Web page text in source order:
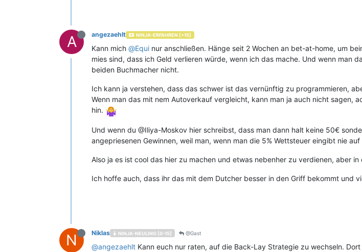
A angezaehlt NINJA-ERFAHREN [+15]
Kann mich @Equi nur anschließen. Hänge seit 2 Wochen an bet-at-home, um
mies sind, dass ich Geld verlieren würde, wenn ich das mache. Und wenn man
beiden Buchmacher nicht.
Ich kann ja verstehen, dass das schwer ist das vernünftig zu programmieren,
Wenn man das mit nem Autoverkauf vergleicht, kann man ja auch nicht
hin.
Und wenn du @Iliya-Moskov hier schreibst, dass man dann halt keine 50€
angepriesenen Gewinnen, weil man, wenn man die 5% Wettsteuer eingibt nie
Also ja es ist cool das hier zu machen und etwas nebenher zu verdienen, aber
Ich hoffe auch, dass ihr das mit dem Dutcher besser in den Griff bekommt und
N Niklas NINJA-NEULING [0-15] @Gast
@angezaehlt Kann euch nur raten, auf die Back-Lay Strategie zu wechseln.